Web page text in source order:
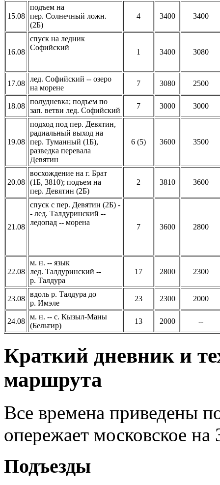
15.08
подъем на
пер. Солнечный ложн.
(2Б)
4 3400 3400
16.08
спуск на ледник
Софийский
1 3400 3080
17.08
лед. Софийский -- озеро
на морене
7 3080 2500
18.08
полудневка; подъем по
зап. ветви лед. Софийский
7 3000 3000
19.08
подход под пер. Девятин,
радиальный выход на
пер. Туманный (1Б),
разведка перевала
Девятин
6 (5) 3600 3500
20.08
восхождение на г. Брат
(1Б, 3810); подъем на
пер. Девятин (2Б)
2 3810 3600
21.08
спуск с пер. Девятин (2Б) -
- лед. Талдуринский --
ледопад -- морена
7 3600 2800
22.08
м. н. -- язык
лед. Талдуринский --
р. Талдура
17 2800 2300
23.08
вдоль р. Талдура до
р. Имэле
23 2300 2000
24.08
м. н. -- с. Кызыл-Маны
(Бельтир)
13 2000 --
Краткий дневник и
маршрута
Все времена приведены
опережает московское на
Подъезды